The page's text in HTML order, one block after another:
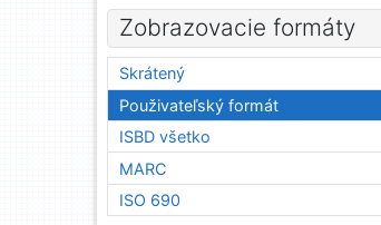
Zobrazovacie formáty
Skrátený
Použivateľský formát
ISBD všetko
MARC
ISO 690